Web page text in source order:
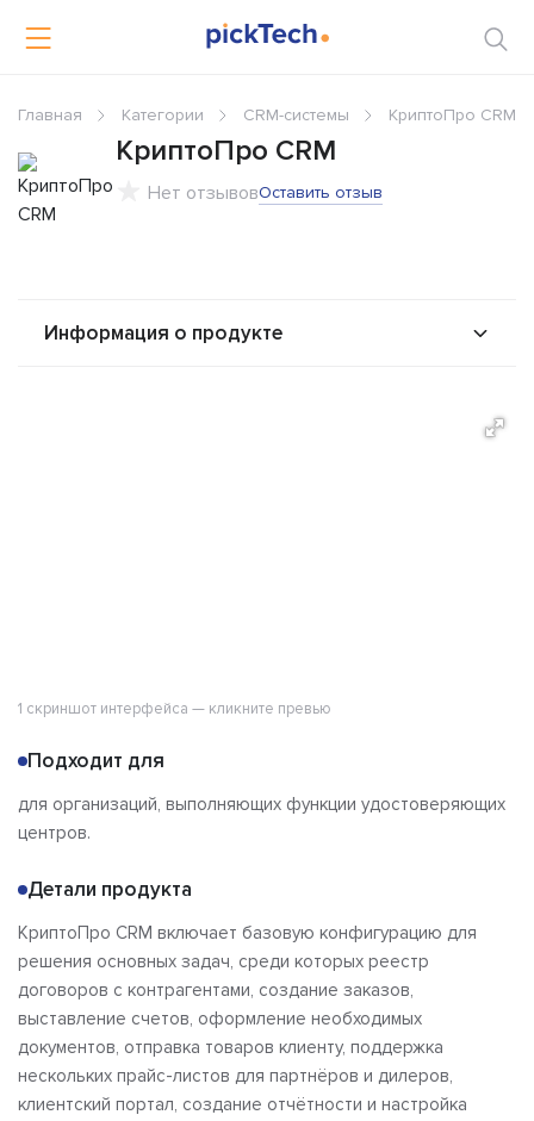
Главная Категории CRM-системы КриптоПро CRM
КриптоПро CRM
Нет отзывовОставить отзыв
Информация о продукте
1 скриншот интерфейса — кликните превью
Подходит для
для организаций, выполняющих функции удостоверяющих
центров.
Детали продукта
КриптоПро CRM включает базовую конфигурацию для
решения основных задач, среди которых реестр
договоров с контрагентами, создание заказов,
выставление счетов, оформление необходимых
документов, отправка товаров клиенту, поддержка
нескольких прайс-листов для партнёров и дилеров,
клиентский портал, создание отчётности и настройка